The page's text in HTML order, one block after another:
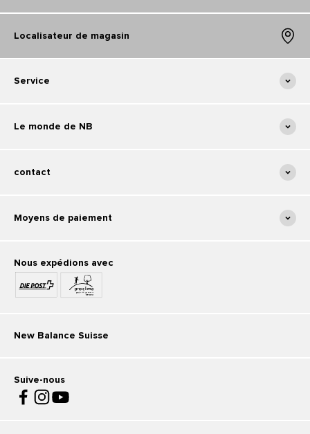
Localisateur de magasin
Service
Le monde de NB
contact
New Balance Suisse
Suive-nous
Nous expédions avec
Moyens de paiement